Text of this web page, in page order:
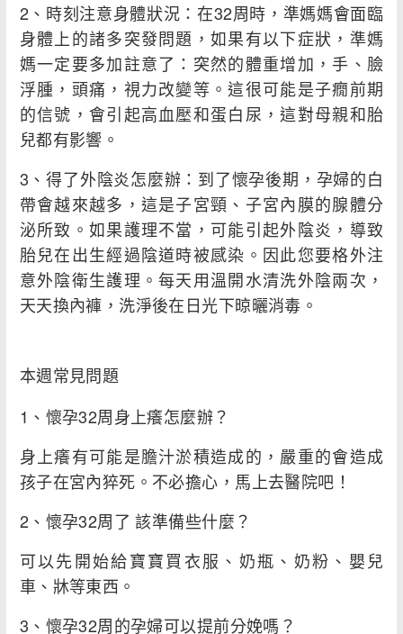
2、時刻注意身體狀況：在32周時，準媽媽會面臨
身體上的諸多突發問題，如果有以下症狀，準媽
媽一定要多加註意了：突然的體重增加，手、臉
浮腫，頭痛，視力改變等。這很可能是子癇前期
的信號，會引起高血壓和蛋白尿，這對母親和胎
兒都有影響。
3、得了外陰炎怎麼辦：到了懷孕後期，孕婦的白
帶會越來越多，這是子宮頸、子宮內膜的腺體分
泌所致。如果護理不當，可能引起外陰炎，導致
胎兒在出生經過陰道時被感染。因此您要格外注
意外陰衛生護理。每天用溫開水清洗外陰兩次，
天天換內褲，洗淨後在日光下晾曬消毒。
本週常見問題
1、懷孕32周身上癢怎麼辦？
身上癢有可能是膽汁淤積造成的，嚴重的會造成
孩子在宮內猝死。不必擔心，馬上去醫院吧！
2、懷孕32周了 該準備些什麼？
可以先開始給寶寶買衣服、奶瓶、奶粉、嬰兒
車、牀等東西。
3、懷孕32周的孕婦可以提前分娩嗎？